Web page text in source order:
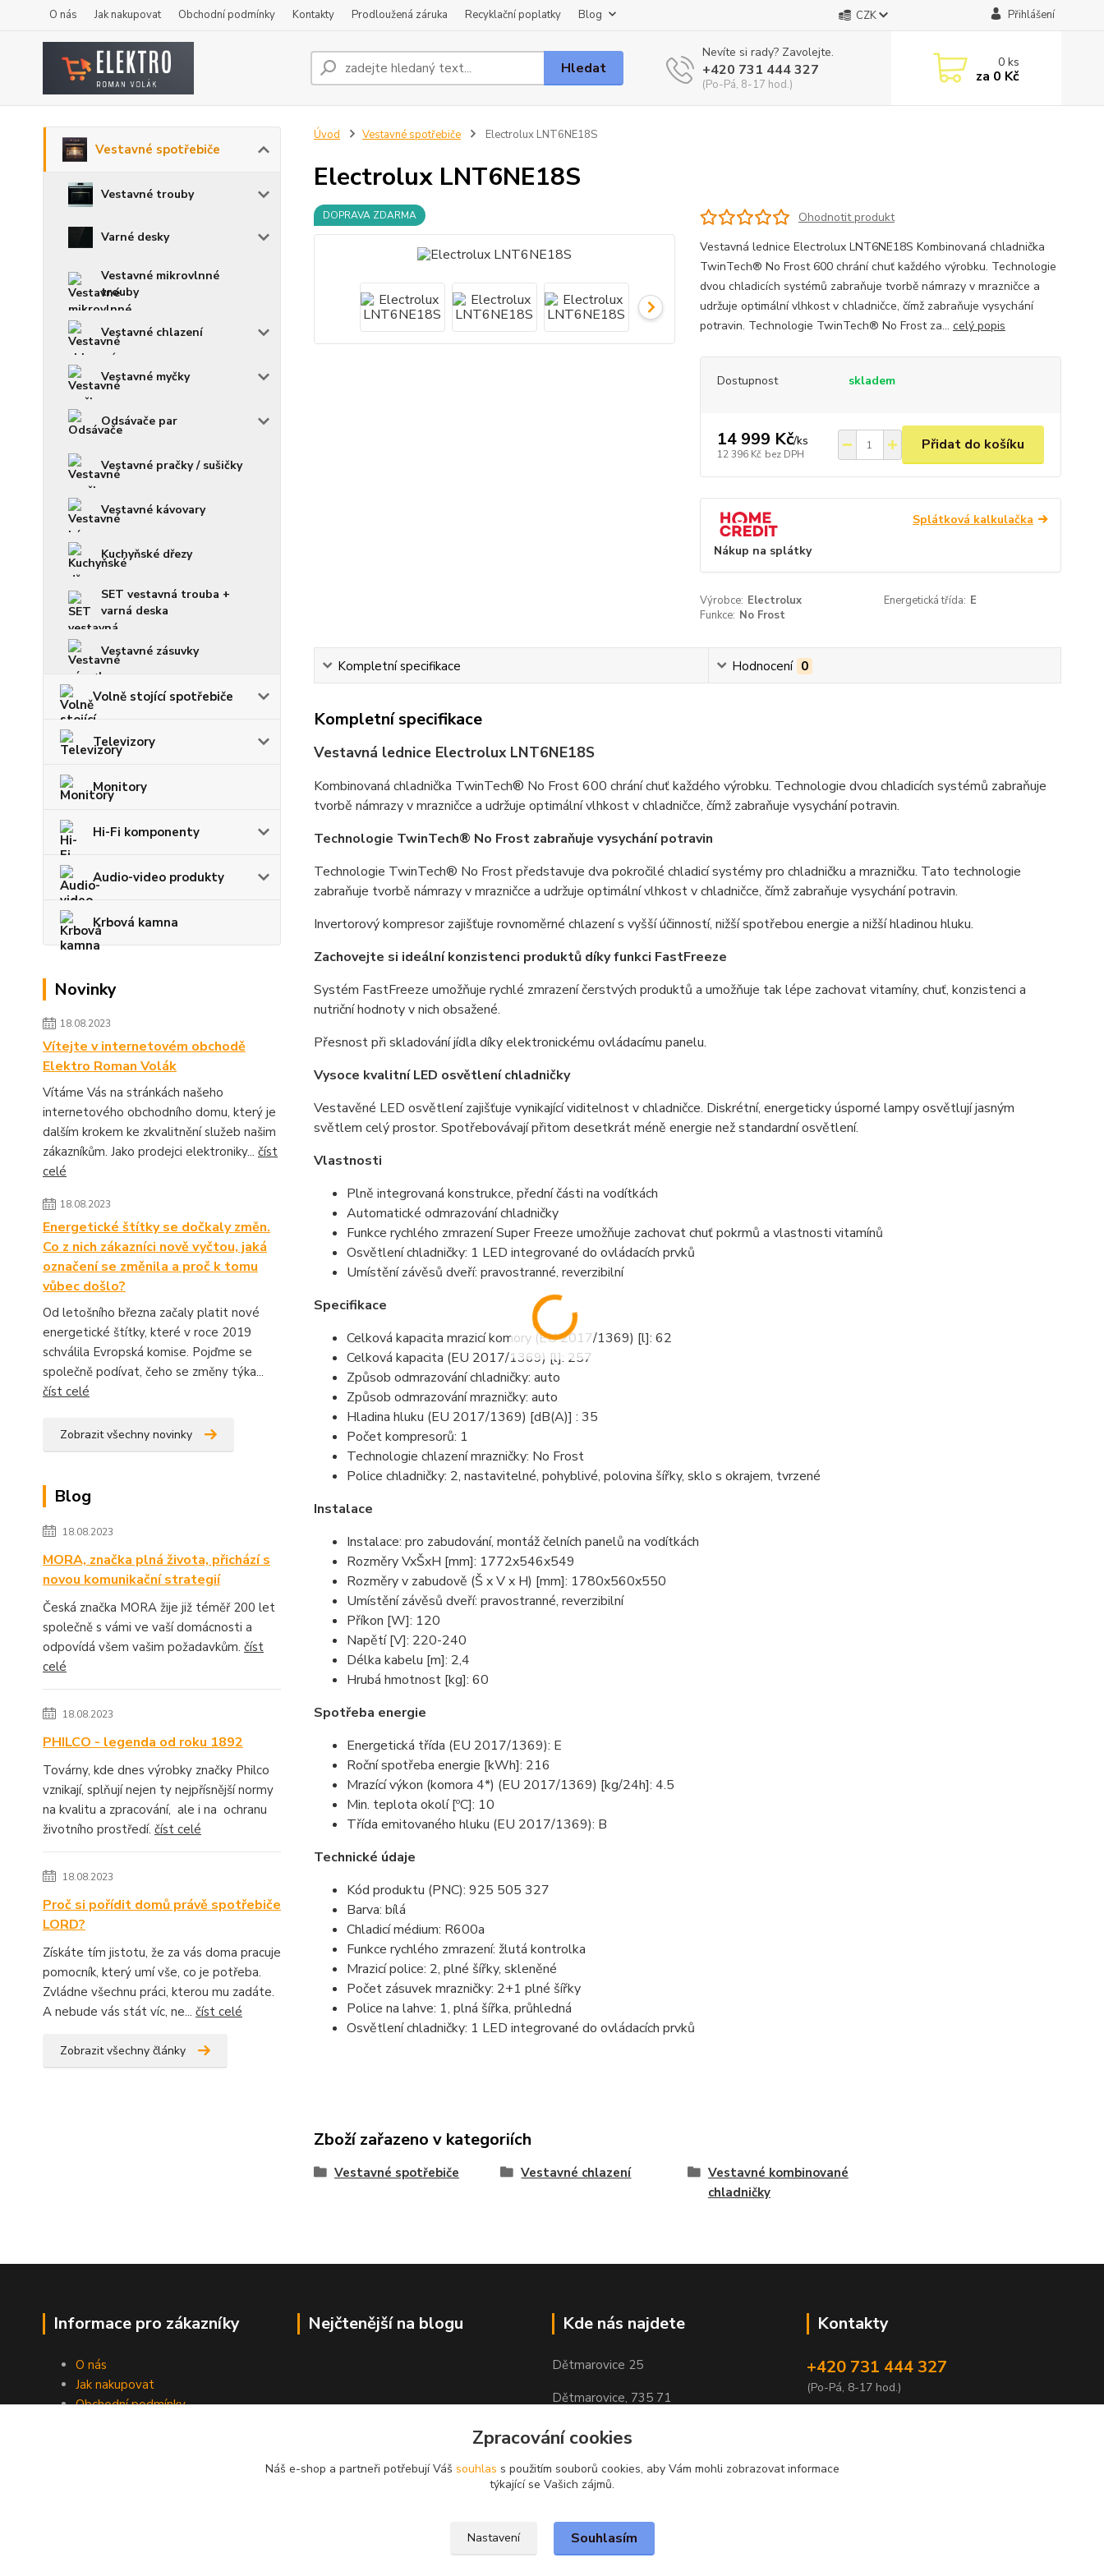
O nás Jak nakupovat Obchodní podmínky Kontakty Prodloužená záruka Recyklační poplatky Blog CZK Přihlášení
Hledat
Nevíte si rady? Zavolejte.
+420 731 444 327
(Po-Pá, 8-17 hod.)
0ks
za 0 Kč
Vestavné spotřebiče
Vestavné trouby
Varné desky
Vestavné mikrovlnné
trouby
Vestavné chlazení
Vestavné myčky
Odsávače par
Vestavné pračky / sušičky
Vestavné kávovary
Kuchyňské dřezy
SET vestavná trouba +
varná deska
Vestavné zásuvky
Volně stojící spotřebiče
Televizory
Monitory
Hi-Fi komponenty
Audio-video produkty
Krbová kamna
Novinky
18.08.2023
Vítejte v internetovém obchodě
Elektro Roman Volák
Vítáme Vás na stránkách našeho
internetového obchodního domu, který je
dalším krokem ke zkvalitnění služeb našim
zákazníkům. Jako prodejci elektroniky... číst
celé
18.08.2023
Energetické štítky se dočkaly změn.
Co z nich zákazníci nově vyčtou, jaká
označení se změnila a proč k tomu
vůbec došlo?
Od letošního března začaly platit nové
energetické štítky, které v roce 2019
schválila Evropská komise. Pojďme se
společně podívat, čeho se změny týka...
číst celé
Zobrazit všechny novinky
Blog
18.08.2023
MORA, značka plná života, přichází s
novou komunikační strategií
Česká značka MORA žije již téměř 200 let
společně s vámi ve vaší domácnosti a
odpovídá všem vašim požadavkům. číst
celé
18.08.2023
PHILCO - legenda od roku 1892
Továrny, kde dnes výrobky značky Philco
vznikají, splňují nejen ty nejpřísnější normy
na kvalitu a zpracování, ale i na ochranu
životního prostředí. číst celé
18.08.2023
Proč si pořídit domů právě spotřebiče
LORD?
Získáte tím jistotu, že za vás doma pracuje
pomocník, který umí vše, co je potřeba.
Zvládne všechnu práci, kterou mu zadáte.
A nebude vás stát víc, ne... číst celé
Zobrazit všechny články
Úvod Vestavné spotřebiče Electrolux LNT6NE18S
Electrolux LNT6NE18S
DOPRAVA ZDARMA
Ohodnotit produkt
Vestavná lednice Electrolux LNT6NE18S Kombinovaná chladnička
TwinTech® No Frost 600 chrání chuť každého výrobku. Technologie
dvou chladicích systémů zabraňuje tvorbě námrazy v mrazničce a
udržuje optimální vlhkost v chladničce, čímž zabraňuje vysychání
potravin. Technologie TwinTech® No Frost za... celý popis
Dostupnost skladem
14 999 Kč/ks
12 396 Kč bez DPH
Přidat do košíku
Splátková kalkulačka
Nákup na splátky
Výrobce: Electrolux Energetická třída: E
Funkce: No Frost
Kompletní specifikace Hodnocení 0
Kompletní specifikace
Vestavná lednice Electrolux LNT6NE18S
Kombinovaná chladnička TwinTech® No Frost 600 chrání chuť každého výrobku. Technologie dvou chladicích systémů zabraňuje
tvorbě námrazy v mrazničce a udržuje optimální vlhkost v chladničce, čímž zabraňuje vysychání potravin.
Technologie TwinTech® No Frost zabraňuje vysychání potravin
Technologie TwinTech® No Frost představuje dva pokročilé chladicí systémy pro chladničku a mrazničku. Tato technologie
zabraňuje tvorbě námrazy v mrazničce a udržuje optimální vlhkost v chladničce, čímž zabraňuje vysychání potravin.
Invertorový kompresor zajišťuje rovnoměrné chlazení s vyšší účinností, nižší spotřebou energie a nižší hladinou hluku.
Zachovejte si ideální konzistenci produktů díky funkci FastFreeze
Systém FastFreeze umožňuje rychlé zmrazení čerstvých produktů a umožňuje tak lépe zachovat vitamíny, chuť, konzistenci a
nutriční hodnoty v nich obsažené.
Přesnost při skladování jídla díky elektronickému ovládacímu panelu.
Vysoce kvalitní LED osvětlení chladničky
Vestavěné LED osvětlení zajišťuje vynikající viditelnost v chladničce. Diskrétní, energeticky úsporné lampy osvětlují jasným
světlem celý prostor. Spotřebovávají přitom desetkrát méně energie než standardní osvětlení.
Vlastnosti
Plně integrovaná konstrukce, přední části na vodítkách
Automatické odmrazování chladničky
Funkce rychlého zmrazení Super Freeze umožňuje zachovat chuť pokrmů a vlastnosti vitamínů
Osvětlení chladničky: 1 LED integrované do ovládacích prvků
Umístění závěsů dveří: pravostranné, reverzibilní
Specifikace
Celková kapacita mrazicí komory (EU 2017/1369) [l]: 62
Celková kapacita (EU 2017/1369) [l]: 257
Způsob odmrazování chladničky: auto
Způsob odmrazování mrazničky: auto
Hladina hluku (EU 2017/1369) [dB(A)] : 35
Počet kompresorů: 1
Technologie chlazení mrazničky: No Frost
Police chladničky: 2, nastavitelné, pohyblivé, polovina šířky, sklo s okrajem, tvrzené
Instalace
Instalace: pro zabudování, montáž čelních panelů na vodítkách
Rozměry VxŠxH [mm]: 1772x546x549
Rozměry v zabudově (Š x V x H) [mm]: 1780x560x550
Umístění závěsů dveří: pravostranné, reverzibilní
Příkon [W]: 120
Napětí [V]: 220-240
Délka kabelu [m]: 2,4
Hrubá hmotnost [kg]: 60
Spotřeba energie
Energetická třída (EU 2017/1369): E
Roční spotřeba energie [kWh]: 216
Mrazící výkon (komora 4*) (EU 2017/1369) [kg/24h]: 4.5
Min. teplota okolí [ºC]: 10
Třída emitovaného hluku (EU 2017/1369): B
Technické údaje
Kód produktu (PNC): 925 505 327
Barva: bílá
Chladicí médium: R600a
Funkce rychlého zmrazení: žlutá kontrolka
Mrazicí police: 2, plné šířky, skleněné
Počet zásuvek mrazničky: 2+1 plné šířky
Police na lahve: 1, plná šířka, průhledná
Osvětlení chladničky: 1 LED integrované do ovládacích prvků
Zboží zařazeno v kategoriích
Vestavné spotřebiče Vestavné chlazení
Vestavné kombinované
chladničky
Informace pro zákazníky
O nás
Jak nakupovat
Obchodní podmínky
Nejčtenější na blogu Kde nás najdete
Dětmarovice 25
Dětmarovice, 735 71
Kontakty
+420 731 444 327
(Po-Pá, 8-17 hod.)
Zpracování cookies
Náš e-shop a partneři potřebují Váš souhlas s použitím souborů cookies, aby Vám mohli zobrazovat informace
týkající se Vašich zájmů.
Nastavení Souhlasím